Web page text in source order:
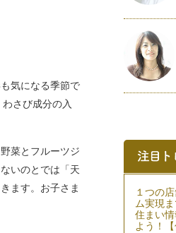
気になる季節で
さび成分の入
菜とフルーツジ
いのとでは「天
ます。お子さま
１つの
ム実現
住まい
よう！